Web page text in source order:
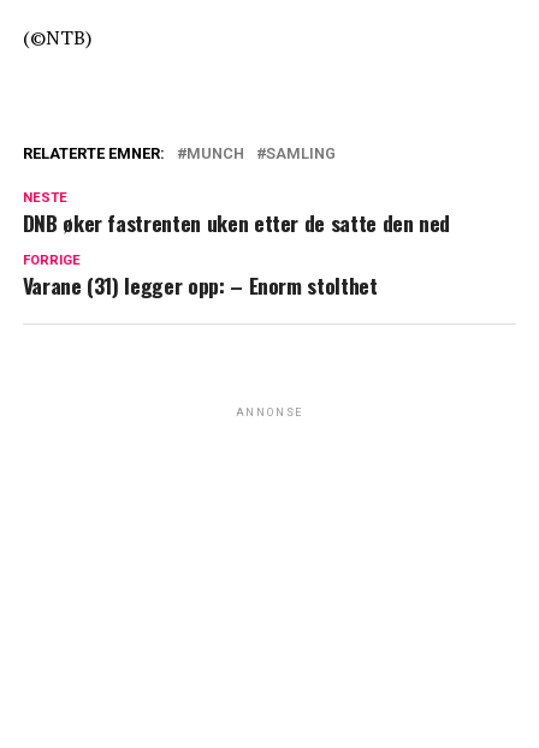
(©NTB)
RELATERTE EMNER: MUNCH SAMLING
NESTE
DNB øker fastrenten uken etter de satte den ned
FORRIGE
Varane (31) legger opp: – Enorm stolthet
ANNONSE